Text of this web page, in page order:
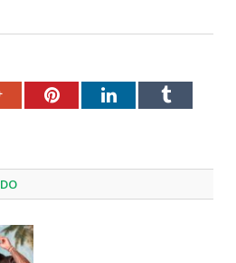
Google+PinterestLinkedInTumblr